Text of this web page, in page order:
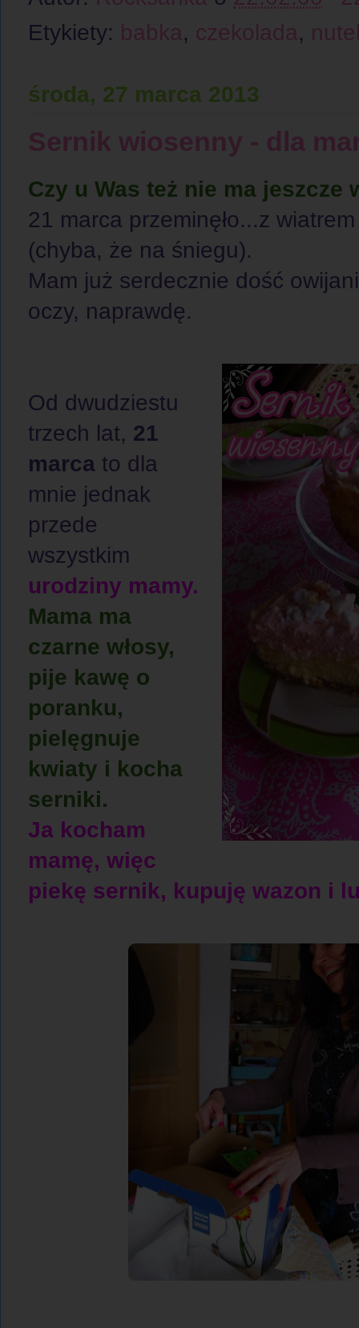
Etykiety: babka, czekolada,
środa, 27 marca 2013
Sernik wiosenny - dla
Czy u Was też nie ma jeszcze
21 marca przeminęło...z
(chyba, że na śniegu).
Mam już serdecznie dość
oczy, naprawdę.
Od dwudziestu
trzech lat, 21
marca to dla
mnie jednak
przede
wszystkim
urodziny mamy.
Mama ma
czarne włosy,
pije kawę o
poranku,
pielęgnuje
kwiaty i kocha
serniki.
Ja kocham
mamę, więc
piekę sernik, kupuję wazon i